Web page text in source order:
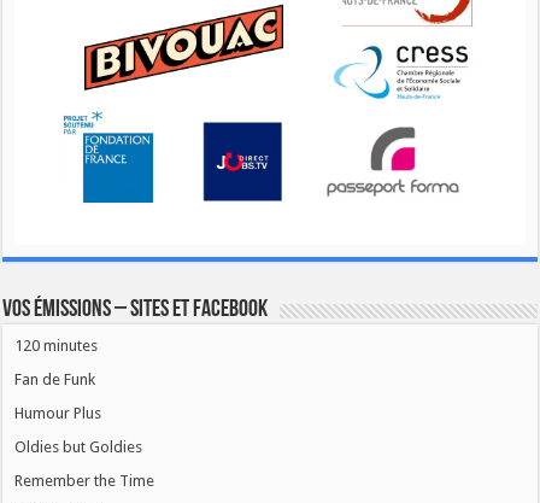
Vos émissions – Sites et Facebook
120 minutes
Fan de Funk
Humour Plus
Oldies but Goldies
Remember the Time